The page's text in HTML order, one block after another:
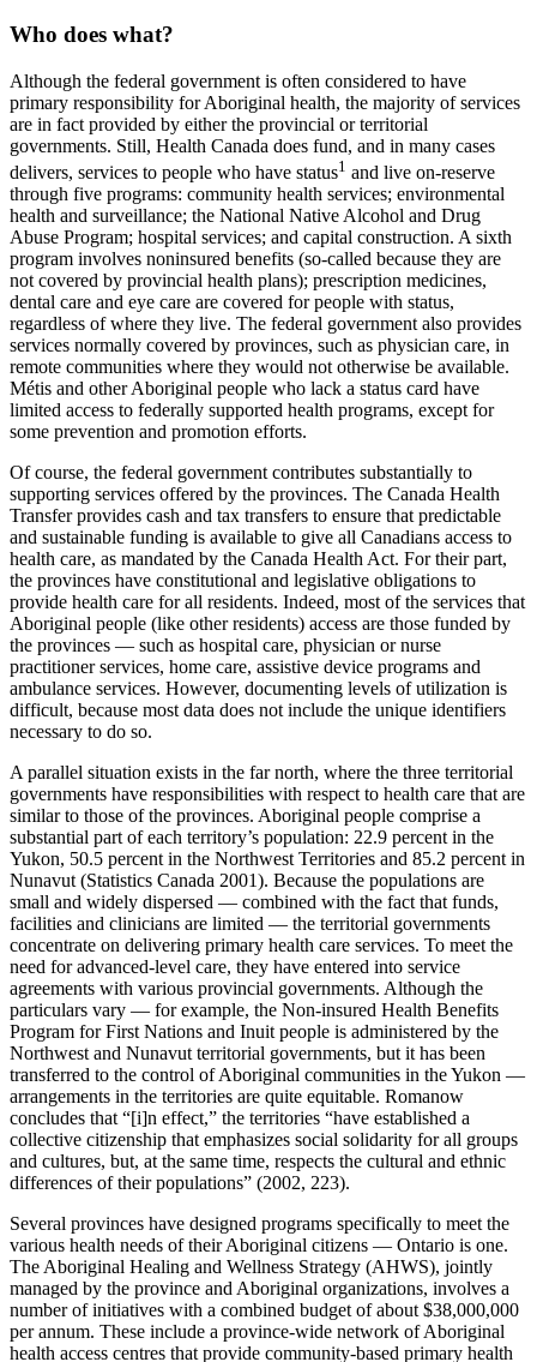
Who does what?
Although the federal government is often considered to have
primary responsibility for Aboriginal health, the majority of services
are in fact provided by either the provincial or territorial
governments. Still, Health Canada does fund, and in many cases
delivers, services to people who have status1 and live on-reserve
through five programs: community health services; environmental
health and surveillance; the National Native Alcohol and Drug
Abuse Program; hospital services; and capital construction. A sixth
program involves noninsured benefits (so-called because they are
not covered by provincial health plans); prescription medicines,
dental care and eye care are covered for people with status,
regardless of where they live. The federal government also provides
services normally covered by provinces, such as physician care, in
remote communities where they would not otherwise be available.
Métis and other Aboriginal people who lack a status card have
limited access to federally supported health programs, except for
some prevention and promotion efforts.
Of course, the federal government contributes substantially to
supporting services offered by the provinces. The Canada Health
Transfer provides cash and tax transfers to ensure that predictable
and sustainable funding is available to give all Canadians access to
health care, as mandated by the Canada Health Act. For their part,
the provinces have constitutional and legislative obligations to
provide health care for all residents. Indeed, most of the services that
Aboriginal people (like other residents) access are those funded by
the provinces — such as hospital care, physician or nurse
practitioner services, home care, assistive device programs and
ambulance services. However, documenting levels of utilization is
difficult, because most data does not include the unique identifiers
necessary to do so.
A parallel situation exists in the far north, where the three territorial
governments have responsibilities with respect to health care that are
similar to those of the provinces. Aboriginal people comprise a
substantial part of each territory’s population: 22.9 percent in the
Yukon, 50.5 percent in the Northwest Territories and 85.2 percent in
Nunavut (Statistics Canada 2001). Because the populations are
small and widely dispersed — combined with the fact that funds,
facilities and clinicians are limited — the territorial governments
concentrate on delivering primary health care services. To meet the
need for advanced-level care, they have entered into service
agreements with various provincial governments. Although the
particulars vary — for example, the Non-insured Health Benefits
Program for First Nations and Inuit people is administered by the
Northwest and Nunavut territorial governments, but it has been
transferred to the control of Aboriginal communities in the Yukon —
arrangements in the territories are quite equitable. Romanow
concludes that “[i]n effect,” the territories “have established a
collective citizenship that emphasizes social solidarity for all groups
and cultures, but, at the same time, respects the cultural and ethnic
differences of their populations” (2002, 223).
Several provinces have designed programs specifically to meet the
various health needs of their Aboriginal citizens — Ontario is one.
The Aboriginal Healing and Wellness Strategy (AHWS), jointly
managed by the province and Aboriginal organizations, involves a
number of initiatives with a combined budget of about $38,000,000
per annum. These include a province-wide network of Aboriginal
health access centres that provide community-based primary health